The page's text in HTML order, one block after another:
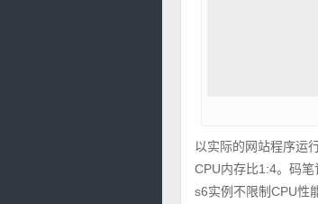
以实际的网站程序运
CPU内存比1:4。码笔
s6实例不限制CPU性